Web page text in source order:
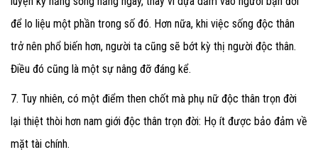
để lo liệu một phần trong số đó. Hơn nữa, khi việc sống độc thân
trở nên phổ biến hơn, người ta cũng sẽ bớt kỳ thị người độc thân.
Điều đó cũng là một sự nâng đỡ đáng kể.
7. Tuy nhiên, có một điểm then chốt mà phụ nữ độc thân trọn đời
lại thiệt thòi hơn nam giới độc thân trọn đời: Họ ít được bảo đảm về
mặt tài chính.